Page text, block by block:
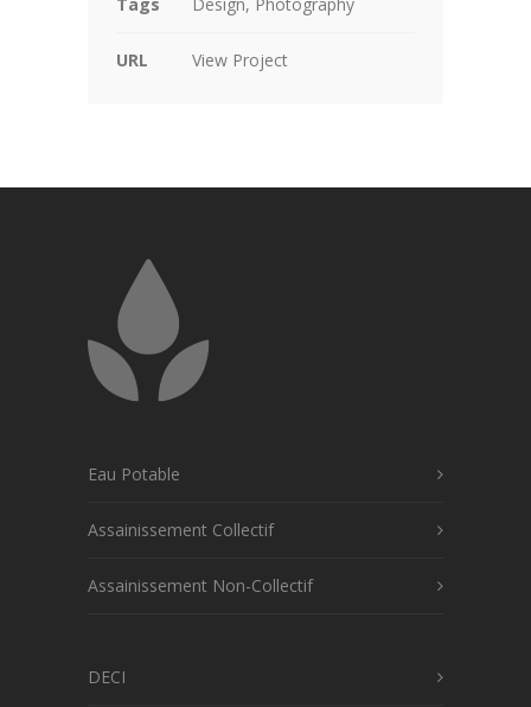
URL View Project
Eau Potable
Assainissement Collectif
Assainissement Non-Collectif
DECI